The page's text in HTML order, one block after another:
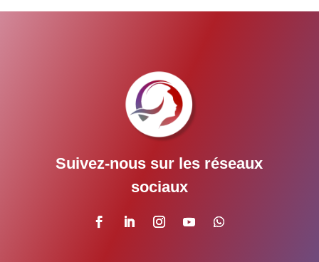
Suivez-nous sur les réseaux
sociaux